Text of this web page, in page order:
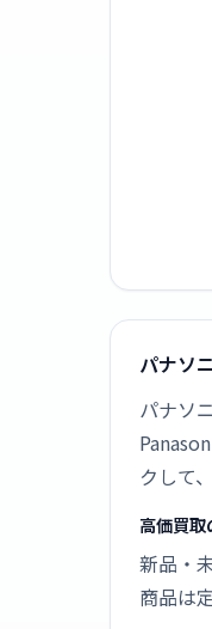
パナソ
パナソ
クして
高価買取
新品・
商品は